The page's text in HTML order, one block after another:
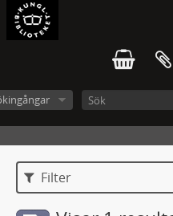
Filter